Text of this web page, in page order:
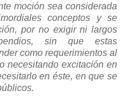
moción sea considerada
conceptos y se
por no exigir ni largos
sin que estas
como requerimientos al
necesitando excitación en
en éste, en que se